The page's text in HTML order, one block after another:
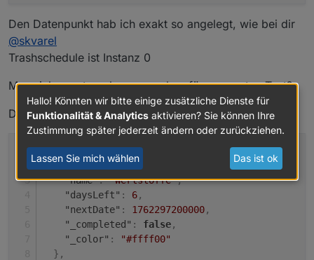
Den Datenpunkt hab ich exakt so angelegt, wie bei dir
@skvarel
Trashschedule ist Instanz 0
Muss ich sonst noch was machen für nen ersten Test?
Das Trashschedule JSON sieht so aus:
[
{
"name": "Wertstoffe",
"daysLeft" : 6,
"nextDate" : 1762297200000,
"_completed" : false,
"_color" :
"#ffff00"
} ,
Hallo! Könnten wir bitte einige zusätzliche Dienste für
Funktionalität & Analytics aktivieren? Sie können Ihre
Zustimmung später jederzeit ändern oder zurückziehen.
Lassen Sie mich wählen Das ist ok